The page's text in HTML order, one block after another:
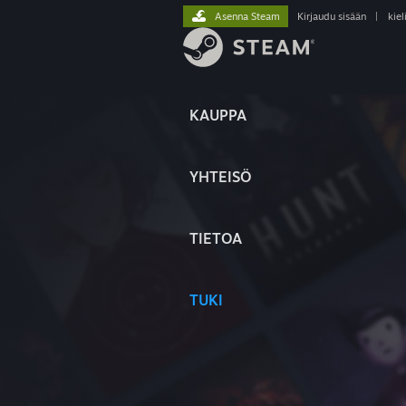
KAUPPA
YHTEISÖ
TIETOA
TUKI
Asenna Steam Kirjaudu sisään kieli